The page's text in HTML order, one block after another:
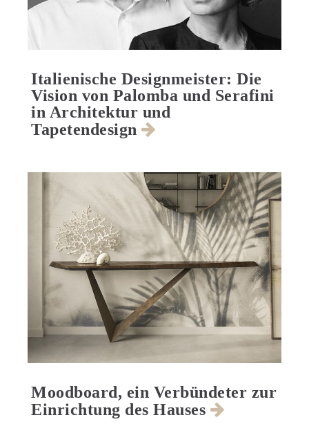
Italienische Designmeister: Die
Vision von Palomba und Serafini
in Architektur und
Tapetendesign
Moodboard, ein Verbündeter zur
Einrichtung des Hauses